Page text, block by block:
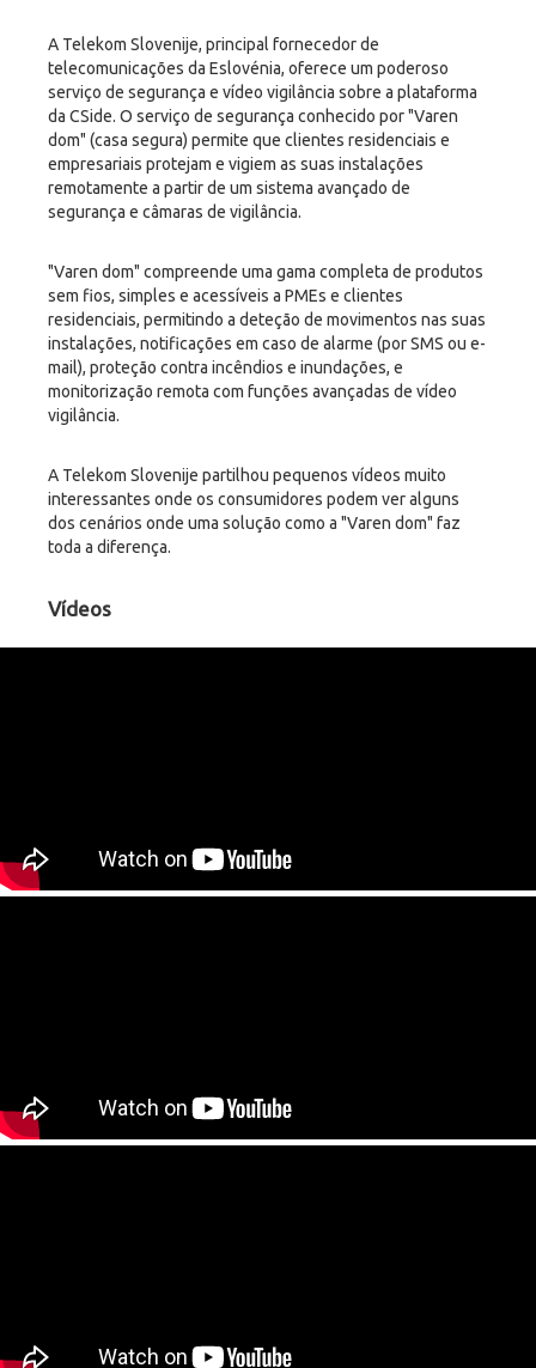
A Telekom Slovenije, principal fornecedor de
telecomunicações da Eslovénia, oferece um poderoso
serviço de segurança e vídeo vigilância sobre a plataforma
da CSide. O serviço de segurança conhecido por "Varen
dom" (casa segura) permite que clientes residenciais e
empresariais protejam e vigiem as suas instalações
remotamente a partir de um sistema avançado de
segurança e câmaras de vigilância.
"Varen dom" compreende uma gama completa de produtos
sem fios, simples e acessíveis a PMEs e clientes
residenciais, permitindo a deteção de movimentos nas suas
instalações, notificações em caso de alarme (por SMS ou e-
mail), proteção contra incêndios e inundações, e
monitorização remota com funções avançadas de vídeo
vigilância.
A Telekom Slovenije partilhou pequenos vídeos muito
interessantes onde os consumidores podem ver alguns
dos cenários onde uma solução como a "Varen dom" faz
toda a diferença.
Vídeos